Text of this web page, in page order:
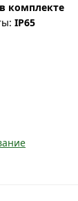
в комплекте
IP65